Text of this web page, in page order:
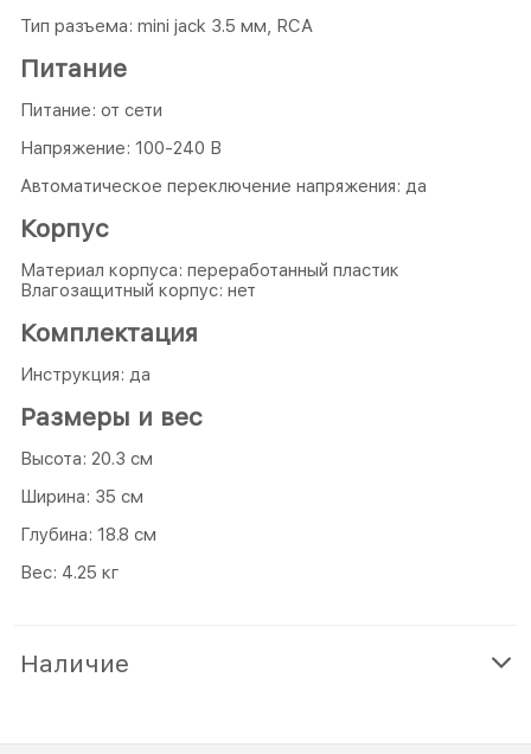
Тип разъема: mini jack 3.5 мм, RCA
Питание
Питание: от сети
Напряжение: 100-240 В
Автоматическое переключение напряжения: да
Корпус
Материал корпуса: переработанный пластик
Влагозащитный корпус: нет
Комплектация
Инструкция: да
Размеры и вес
Высота: 20.3 см
Ширина: 35 см
Глубина: 18.8 см
Вес: 4.25 кг
Наличие